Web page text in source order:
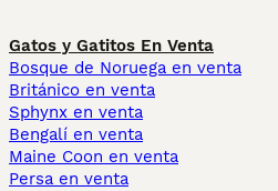
Gatos y Gatitos En Venta
Bosque de Noruega en venta
Británico en venta
Sphynx en venta
Bengalí en venta
Maine Coon en venta
Persa en venta